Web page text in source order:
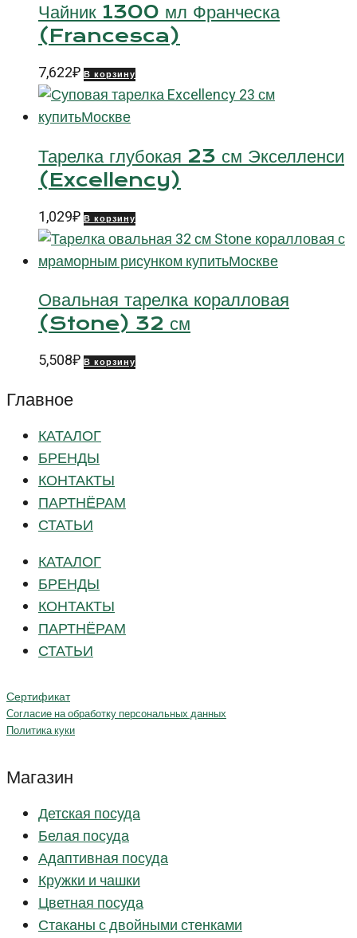
Чайник 1300 мл Франческа
(Francesca)
7,622₽ В корзину
Тарелка глубокая 23 см Экселленси
(Excellency)
1,029₽ В корзину
Овальная тарелка коралловая
(Stone) 32 см
5,508₽ В корзину
Главное
КАТАЛОГ
БРЕНДЫ
КОНТАКТЫ
ПАРТНЁРАМ
СТАТЬИ
КАТАЛОГ
БРЕНДЫ
КОНТАКТЫ
ПАРТНЁРАМ
СТАТЬИ
Сертификат
Согласие на обработку персональных данных
Политика куки
Магазин
Детская посуда
Белая посуда
Адаптивная посуда
Кружки и чашки
Цветная посуда
Стаканы с двойными стенками